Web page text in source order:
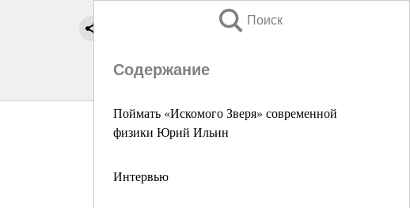
Поиск
Содержание
Поймать «Искомого Зверя» современной
физики Юрий Ильин
Интервью